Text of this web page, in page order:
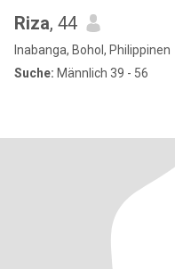
Riza, 44
Inabanga, Bohol, Philippinen
Suche: Männlich 39 - 56